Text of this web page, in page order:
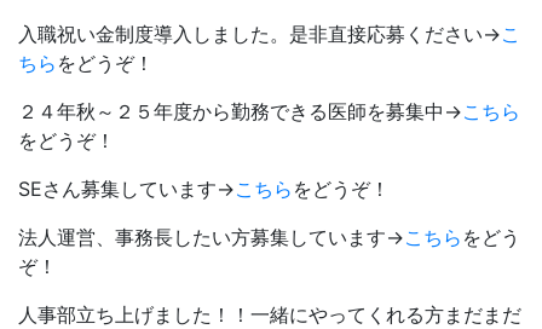
入職祝い金制度導入しました。是非直接応募ください→こ
ちら をどうぞ！
２４年秋～２５年度から勤務できる医師を募集中→こちら
をどうぞ！
SEさん募集しています→こちら をどうぞ！
法人運営、事務長したい方募集しています→こちら をどう
ぞ！
人事部立ち上げました！！一緒にやってくれる方まだまだ